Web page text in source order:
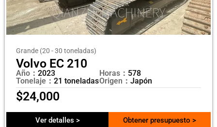
Grande (20 - 30 toneladas)
Volvo EC 210
Año： 2023
Tonelaje： 21 toneladas
Horas： 578
Origen： Japón
$24,000
Ver detalles > Obtener presupuesto >